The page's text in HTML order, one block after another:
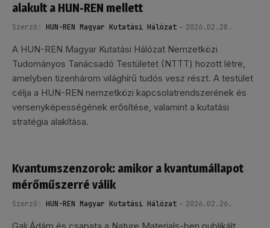
alakult a HUN-REN mellett
Szerző: HUN-REN Magyar Kutatási Hálózat 2026.02.28.
A HUN-REN Magyar Kutatási Hálózat Nemzetközi
Tudományos Tanácsadó Testületet (NTTT) hozott létre,
amelyben tizenhárom világhírű tudós vesz részt. A testület
célja a HUN-REN nemzetközi kapcsolatrendszerének és
versenyképességének erősítése, valamint a kutatási
stratégia alakítása.
Kvantumszenzorok: amikor a kvantumállapot
mérőműszerré válik
Szerző: HUN-REN Magyar Kutatási Hálózat 2026.02.26.